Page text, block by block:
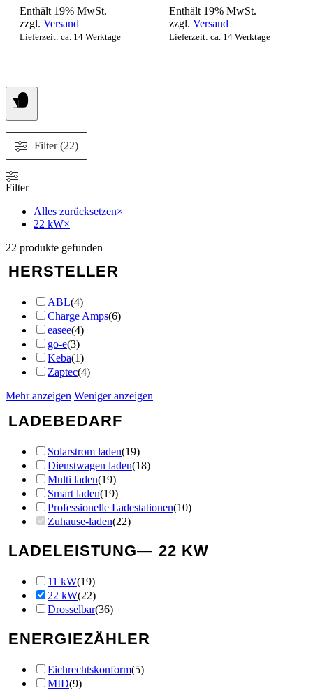
Enthält 19% MwSt.
zzgl. Versand
Lieferzeit: ca. 14 Werktage
Enthält 19% MwSt.
zzgl.Versand
Lieferzeit: ca. 14 Werktage
Filter (22)
Filter
Alles zurücksetzen×
22 kW×
22 produkte gefunden
HERSTELLER
ABL(4)
Charge Amps(6)
easee(4)
go-e(3)
Keba(1)
Zaptec(4)
Mehr anzeigen Weniger anzeigen
LADEBEDARF
Solarstrom laden(19)
Dienstwagen laden(18)
Multi laden(19)
Smart laden(19)
Professionelle Ladestationen(10)
Zuhause-laden(22)
LADELEISTUNG— 22 KW
11 kW(19)
22 kW(22)
Drosselbar(36)
ENERGIEZÄHLER
Eichrechtskonform(5)
MID(9)